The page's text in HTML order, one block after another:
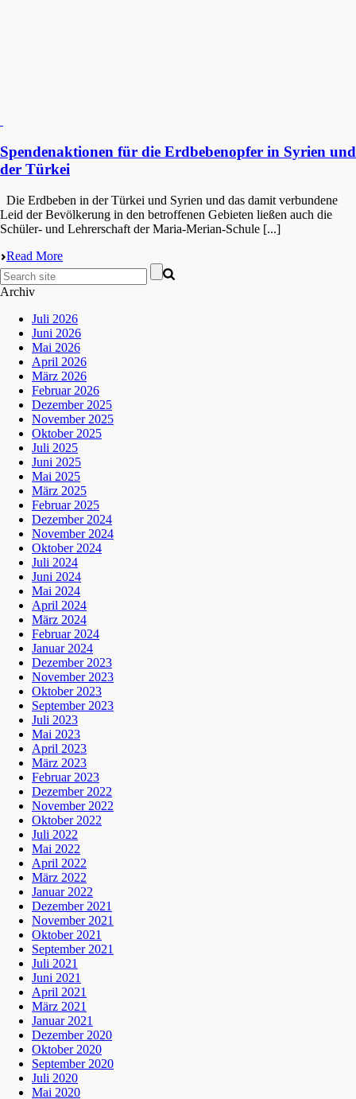
Spendenaktionen für die Erdbebenopfer in Syrien und
der Türkei
Die Erdbe­ben in der Türkei und Syrien und das damit verbun­de­ne
Leid der Bevöl­ke­rung in den betrof­fe­nen Gebie­ten ließen auch die
Schüler- und Lehrer­schaft der Maria-Merian-Schule [...]
Read More
Archiv
Juli 2026
Juni 2026
Mai 2026
April 2026
März 2026
Februar 2026
Dezember 2025
November 2025
Oktober 2025
Juli 2025
Juni 2025
Mai 2025
März 2025
Februar 2025
Dezember 2024
November 2024
Oktober 2024
Juli 2024
Juni 2024
Mai 2024
April 2024
März 2024
Februar 2024
Januar 2024
Dezember 2023
November 2023
Oktober 2023
September 2023
Juli 2023
Mai 2023
April 2023
März 2023
Februar 2023
Dezember 2022
November 2022
Oktober 2022
Juli 2022
Mai 2022
April 2022
März 2022
Januar 2022
Dezember 2021
November 2021
Oktober 2021
September 2021
Juli 2021
Juni 2021
April 2021
März 2021
Januar 2021
Dezember 2020
Oktober 2020
September 2020
Juli 2020
Mai 2020